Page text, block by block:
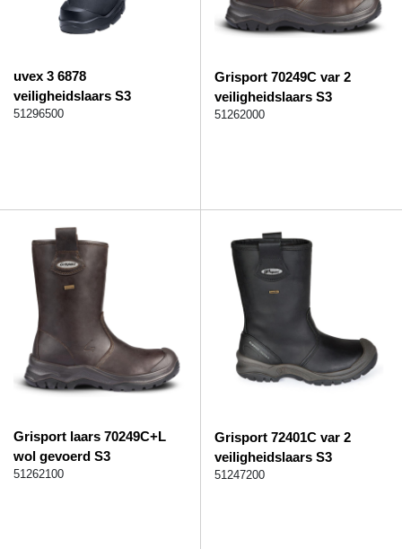
uvex 3 6878
veiligheidslaars S3
51296500
Grisport 70249C var 2
veiligheidslaars S3
51262000
Grisport laars 70249C+L
wol gevoerd S3
51262100
Grisport 72401C var 2
veiligheidslaars S3
51247200